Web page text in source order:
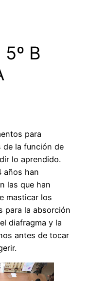
B
para
de la función de
lo aprendido.
años han
las que han
masticar los
para la absorción
diafragma y la
antes de tocar